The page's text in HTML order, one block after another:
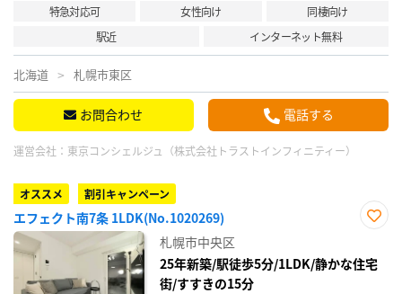
特急対応可 女性向け
同棲向け
駅近
インターネット無料
北海道 札幌市東区
お問合わせ 電話する
運営会社： 東京コンシェルジュ（株式会社トラストインフィニティー）
オススメ 割引キャンペーン
エフェクト南7条 1LDK(No.1020269)
り登
録
札幌市中央区
25年新築/駅徒歩5分/1LDK/静かな住宅
街/すすきの15分